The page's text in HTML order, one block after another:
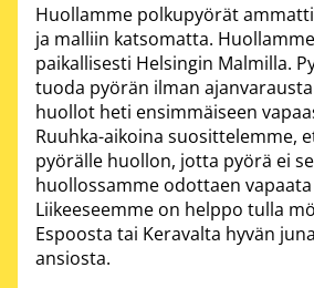
Huollamme polkupyörät
ja malliin katsomatta.
paikallisesti Helsingin Malmilla.
tuoda pyörän ilman
huollot heti ensimmäiseen
Ruuhka-aikoina suosittelemme,
pyörälle huollon, jotta pyörä ei
huollossamme odottaen vapaata
Liikeeseemme on helppo tulla
Espoosta tai Keravalta hyvän
ansiosta.